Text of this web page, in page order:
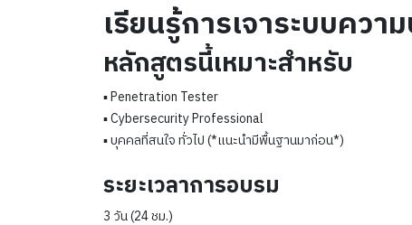
เรียนรู้การเจาระบบคว
หลักสูตรนี้เหมาะสำหรับ
▪ Penetration Tester
▪ Cybersecurity Professional
▪ บุคคลที่สนใจ ทั่วไป (*แนะนำมีพื้นฐานมาก่อน*)
ระยะเวลาการอบรม
3 วัน (24 ชม.)